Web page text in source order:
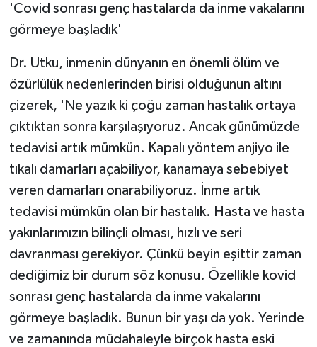
'Covid sonrası genç hastalarda da inme vakalarını
görmeye başladık'
Dr. Utku, inmenin dünyanın en önemli ölüm ve
özürlülük nedenlerinden birisi olduğunun altını
çizerek, 'Ne yazık ki çoğu zaman hastalık ortaya
çıktıktan sonra karşılaşıyoruz. Ancak günümüzde
tedavisi artık mümkün. Kapalı yöntem anjiyo ile
tıkalı damarları açabiliyor, kanamaya sebebiyet
veren damarları onarabiliyoruz. İnme artık
tedavisi mümkün olan bir hastalık. Hasta ve hasta
yakınlarımızın bilinçli olması, hızlı ve seri
davranması gerekiyor. Çünkü beyin eşittir zaman
dediğimiz bir durum söz konusu. Özellikle kovid
sonrası genç hastalarda da inme vakalarını
görmeye başladık. Bunun bir yaşı da yok. Yerinde
ve zamanında müdahaleyle birçok hasta eski
SPOR HABERLERİ
TEKNOLOJİ
Turizm
ÜLKE GÜNDEMİ
YAŞAM
Yerel Haberler